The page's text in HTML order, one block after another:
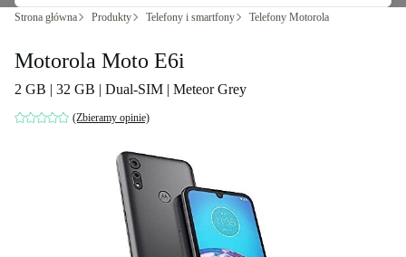
Strona główna Produkty Telefony i smartfony Telefony Motorola
Motorola Moto E6i
2 GB | 32 GB | Dual-SIM | Meteor Grey
(Zbieramy opinie)